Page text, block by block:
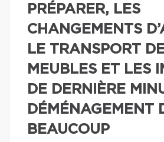
PRÉPARER, LES
CHANGEMENTS
LE TRANSPORT
MEUBLES ET LES
DE DERNIÈRE
DÉMÉNAGEMENT
BEAUCOUP